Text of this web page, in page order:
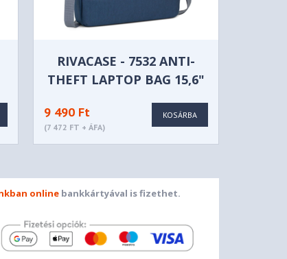
RIVACASE - 7532 ANTI-
THEFT LAPTOP BAG 15,6"
9 490 Ft
(7 472 FT + ÁFA)
KOSÁRBA
online bankkártyával is fizethet.